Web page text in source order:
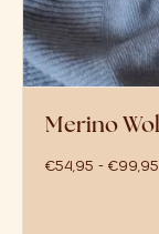
Merino
€54,95 - €99,95